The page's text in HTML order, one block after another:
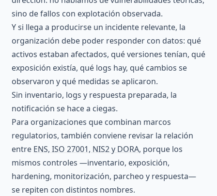
sino de fallos con explotación observada.
Y si llega a producirse un incidente relevante, la
organización debe poder responder con datos: qué
activos estaban afectados, qué versiones tenían, qué
exposición existía, qué logs hay, qué cambios se
observaron y qué medidas se aplicaron.
Sin inventario, logs y respuesta preparada, la
notificación se hace a ciegas.
Para organizaciones que combinan marcos
regulatorios, también conviene revisar la relación
entre ENS, ISO 27001, NIS2 y DORA, porque los
mismos controles —inventario, exposición,
hardening, monitorización, parcheo y respuesta—
se repiten con distintos nombres.